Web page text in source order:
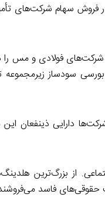
فروش سهام شرکت‌های
شرکت‌های فولادی و مس
سودساز
دارایی
از بزرگ‌ترین
حقوقی‌های فاسد